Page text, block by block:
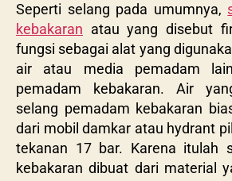
Seperti selang pada umumnya,
kebakaran atau yang disebut
fungsi sebagai alat yang
air atau media pemadam
pemadam kebakaran. Air
selang pemadam kebakaran
dari mobil damkar atau hydrant
tekanan 17 bar. Karena itulah
kebakaran dibuat dari material